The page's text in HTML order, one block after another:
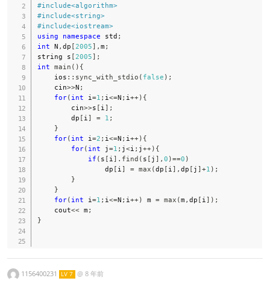
#include<algorithm>
#include<string>
#include<iostream>
using
namespace std ;
int N , dp [2005] , m ;
string s [2005] ;
int main ( ) {
    ios
:: sync_with_stdio ( false ) ;
    cin
>>N ;
for( int i =1 ; i <=N ; i ++) {
        cin
>>s [ i ] ;
        dp
[ i ] = 1 ;
}
for( int i =2 ; i <=N ; i ++) {
for( int j=1 ; j<i ; j++) {
if ( s [ i ] . find ( s [ j ] , 0 )==0 )
                dp
[ i ] = max (dp [ i ] , dp [ j ]+1 ) ;
}
}
for( int i =1 ; i <=N ; i ++) m = max (m , dp [ i ] ) ;
    cout
<< m ;
}
1156400231 LV 7 @ 8 年前